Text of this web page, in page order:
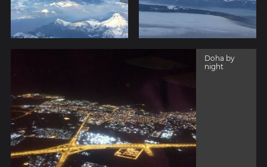
Doha by
night